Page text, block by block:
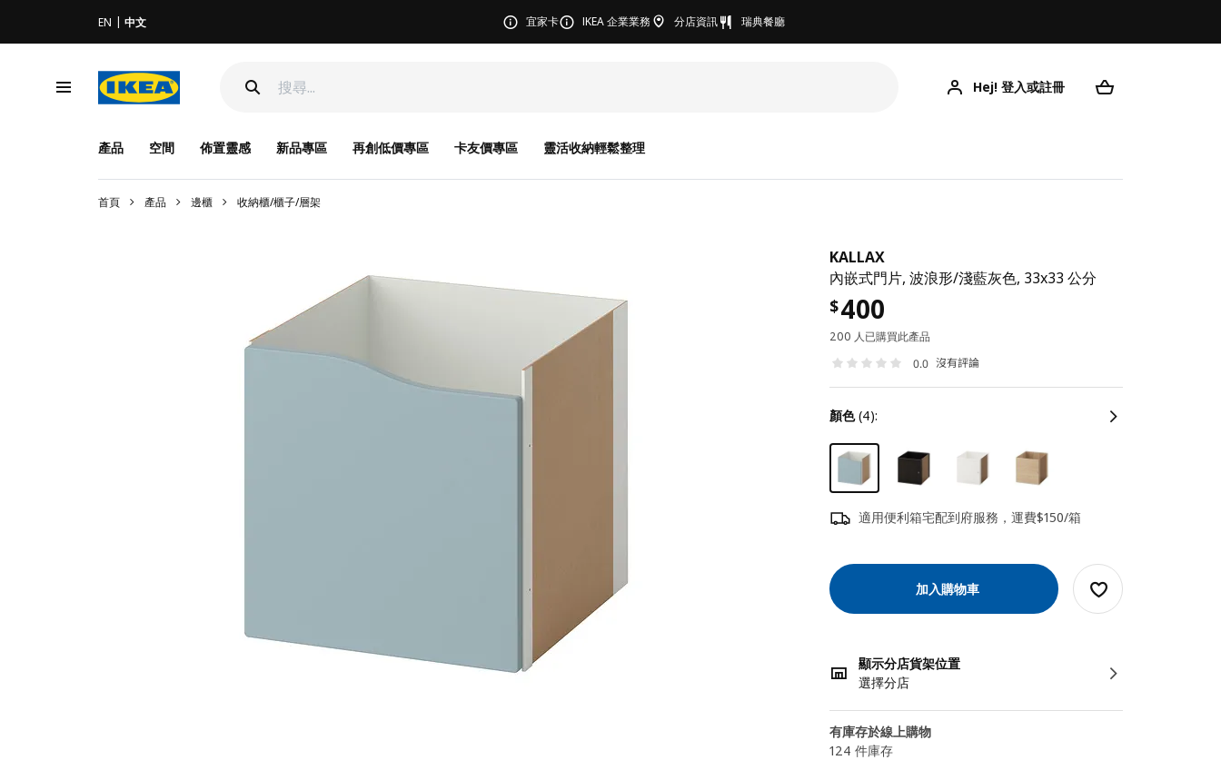
EN 中文 宜家卡 IKEA 企業業務 分店資訊 瑞典餐廳
Hej! 登入或註冊
產品 空間 佈置靈感 新品專區 再創低價專區 卡友價專區 靈活收納輕鬆整理
首頁 產品 邊櫃 收納櫃/櫃子/層架
KALLAX
內嵌式門片, 波浪形/淺藍灰色, 33x33 公分
$400
200 人已購買此產品
0.0 沒有評論
顏色(4):
適用便利箱宅配到府服務，運費$150/箱
加入購物車
顯示分店貨架位置
選擇分店
有庫存於線上購物
124 件庫存